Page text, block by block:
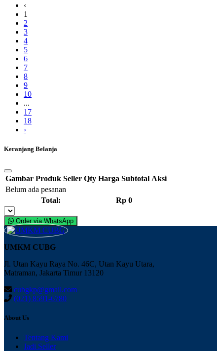
‹
1
2
3
4
5
6
7
8
9
10
...
17
18
›
Keranjang Belanja
Gambar Produk Seller Qty Harga Subtotal Aksi
Belum ada pesanan
Total:
Rp 0
Order via WhatsApp
UMKM CUBG
Jl. Utan Kayu Raya No. 46C, Utan Kayu Utara,
Matraman, Jakarta Timur 13120
cubgkp@gmail.com
(021) 8591-6780
About Us
Tentang Kami
Jadi Seller